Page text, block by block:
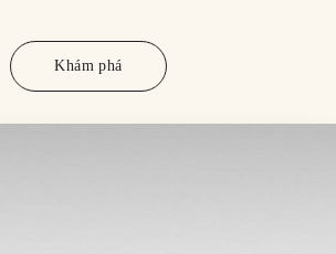
Khám phá